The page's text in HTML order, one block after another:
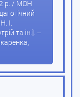
р. / МОН
І.
та ін.]. –